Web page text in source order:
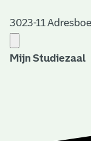
3023-11
Mijn Studiezaal